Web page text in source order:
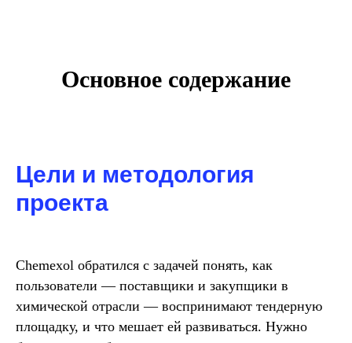
Основное содержание
Цели и методология
проекта
Chemexol обратился с задачей понять, как
пользователи — поставщики и закупщики в
химической отрасли — воспринимают тендерную
площадку, и что мешает ей развиваться. Нужно